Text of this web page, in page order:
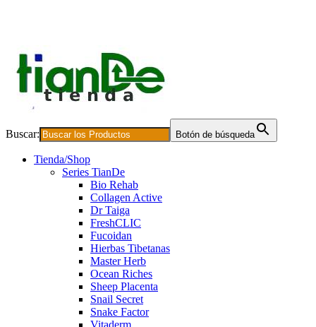
Buscar: Botón de búsqueda
Tienda/Shop
Series TianDe
Bio Rehab
Collagen Active
Dr Taiga
FreshCLIC
Fucoidan
Hierbas Tibetanas
Master Herb
Ocean Riches
Sheep Placenta
Snail Secret
Snake Factor
Vitaderm